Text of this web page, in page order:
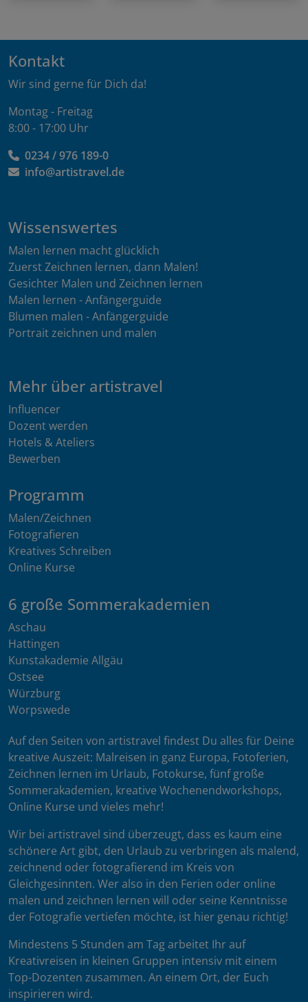
Kontakt
Wir sind gerne für Dich da!
Montag - Freitag
8:00 - 17:00 Uhr
0234 / 976 189-0
info@artistravel.de
Wissenswertes
Malen lernen macht glücklich
Zuerst Zeichnen lernen, dann Malen!
Gesichter Malen und Zeichnen lernen
Malen lernen - Anfängerguide
Blumen malen - Anfängerguide
Portrait zeichnen und malen
Mehr über artistravel
Influencer
Dozent werden
Hotels & Ateliers
Bewerben
Programm
Malen/Zeichnen
Fotografieren
Kreatives Schreiben
Online Kurse
6 große Sommerakademien
Aschau
Hattingen
Kunstakademie Allgäu
Ostsee
Würzburg
Worpswede
Auf den Seiten von artistravel findest Du alles für Deine
kreative Auszeit: Malreisen in ganz Europa, Fotoferien,
Zeichnen lernen im Urlaub, Fotokurse, fünf große
Sommerakademien, kreative Wochenendworkshops,
Online Kurse und vieles mehr!
Wir bei artistravel sind überzeugt, dass es kaum eine
schönere Art gibt, den Urlaub zu verbringen als malend,
zeichnend oder fotografierend im Kreis von
Gleichgesinnten. Wer also in den Ferien oder online
malen und zeichnen lernen will oder seine Kenntnisse
der Fotografie vertiefen möchte, ist hier genau richtig!
Mindestens 5 Stunden am Tag arbeitet Ihr auf
Kreativreisen in kleinen Gruppen intensiv mit einem
Top-Dozenten zusammen. An einem Ort, der Euch
inspirieren wird.